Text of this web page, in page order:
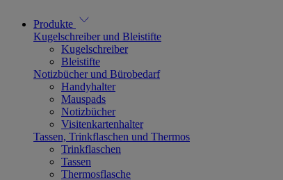
Produkte
Kugelschreiber und Bleistifte
Kugelschreiber
Bleistifte
Notizbücher und Bürobedarf
Handyhalter
Mauspads
Notizbücher
Visitenkartenhalter
Tassen, Trinkflaschen und Thermos
Trinkflaschen
Tassen
Thermosflasche